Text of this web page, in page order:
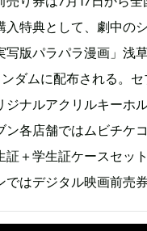
入特典として、劇中の
写版パラパラ漫画」浅
ダムに配布される。セ
ジナルアクリルキーホ
ン各店舗ではムビチケ
証＋学生証ケースセッ
ではデジタル映画前売